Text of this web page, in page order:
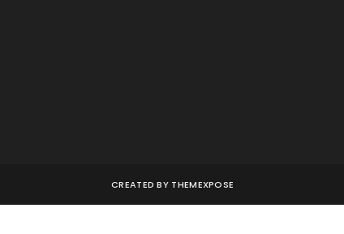
CREATED BY THEMEXPOSE